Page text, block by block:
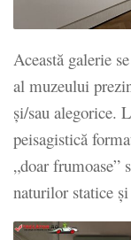
Această galerie
al muzeului
și/sau alegorice.
peisagistică
„doar frumoase”
naturilor statice